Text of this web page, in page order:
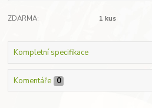
ZDARMA: 1 kus
Kompletní specifikace
Komentáře 0